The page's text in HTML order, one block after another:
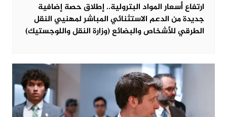
ارتفاع أسعار المواد البترولية.. إطلاق حصة إضافية
جديدة من الدعم الاستثنائي المباشر لمهنيي النقل
الطرقي للأشخاص والبضائع (وزارة النقل واللوجستيك)